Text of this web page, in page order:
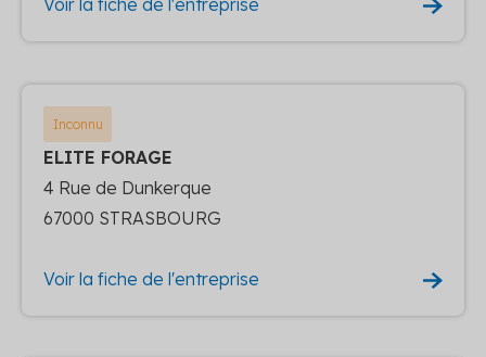
Inconnu
ELITE FORAGE
4 Rue de Dunkerque
67000 STRASBOURG
Voir la fiche de l'entreprise